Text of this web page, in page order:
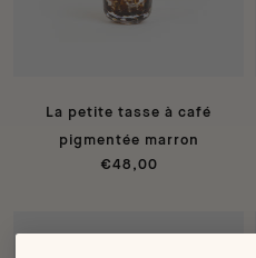
La petite tasse à café
pigmentée marron
€48,00